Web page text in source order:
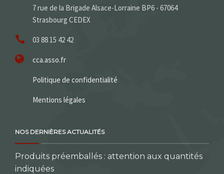
7 rue de la Brigade Alsace-Lorraine BP6 - 67064
Strasbourg CEDEX
03 88 15 42 42
cca.asso.fr
Politique de confidentialité
Mentions légales
NOS DERNIÈRES ACTUALITÉS
Produits préemballés : attention aux quantités
indiquées